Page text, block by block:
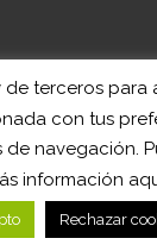
de terceros para
con tus
navegación.
información
Rechazar